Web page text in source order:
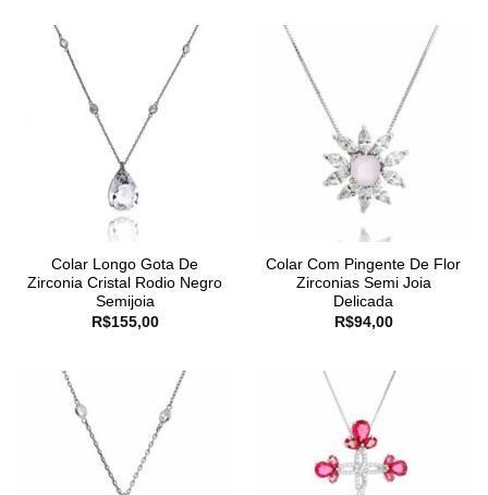
Colar Longo Gota De
Zirconia Cristal Rodio Negro
Semijoia
R$155,00
Colar Com Pingente De Flor
Zirconias Semi Joia
Delicada
R$94,00